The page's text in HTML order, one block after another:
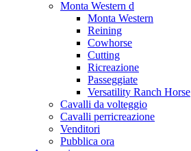
Monta Western d
Monta Western
Reining
Cowhorse
Cutting
Ricreazione
Passeggiate
Versatility Ranch Horse
Cavalli da volteggio
Cavalli perricreazione
Venditori
Pubblica ora